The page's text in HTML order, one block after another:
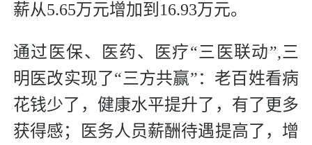
薪从5.65万元增加到16.93万元。
通过医保、医药、医疗“三医联动”,三
明医改实现了“三方共赢”：老百姓看病
花钱少了，健康水平提升了，有了更多
获得感；医务人员薪酬待遇提高了，增